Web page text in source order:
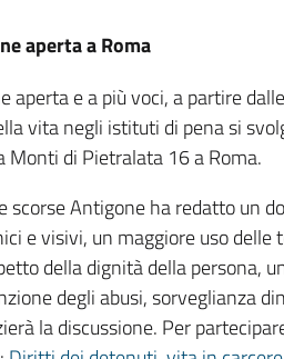
aperta a Roma
aperta e a più voci, a partire
vita negli istituti di pena si
Monti di Pietralata 16 a Roma.
scorse Antigone ha redatto un
e visivi, un maggiore uso delle
della dignità della persona,
degli abusi, sorveglianza
la discussione. Per